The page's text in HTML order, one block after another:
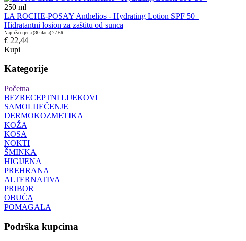
250 ml
LA ROCHE-POSAY Anthelios - Hydrating Lotion SPF 50+
Hidratantni losion za zaštitu od sunca
Najniža cijena (30 dana) 27,66
€ 22,44
Kupi
Kategorije
Početna
BEZRECEPTNI LIJEKOVI
SAMOLIJEČENJE
DERMOKOZMETIKA
KOŽA
KOSA
NOKTI
ŠMINKA
HIGIJENA
PREHRANA
ALTERNATIVA
PRIBOR
OBUĆA
POMAGALA
Podrška kupcima